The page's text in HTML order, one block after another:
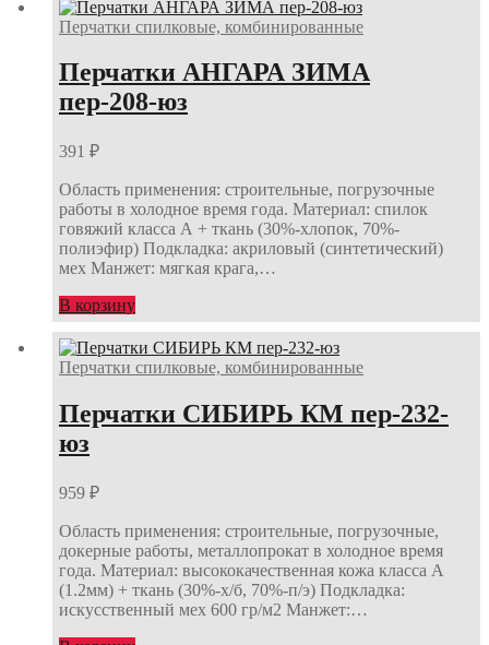
Перчатки спилковые, комбинированные
Перчатки АНГАРА ЗИМА
пер-208-юз
391 ₽
Область применения: строительные, погрузочные
работы в холодное время года. Материал: спилок
говяжий класса А + ткань (30%-хлопок, 70%-
полиэфир) Подкладка: акриловый (синтетический)
мех Манжет: мягкая крага,…
В корзину
Перчатки спилковые, комбинированные
Перчатки СИБИРЬ КМ пер-232-
юз
959 ₽
Область применения: строительные, погрузочные,
докерные работы, металлопрокат в холодное время
года. Материал: высококачественная кожа класса А
(1.2мм) + ткань (30%-х/б, 70%-п/э) Подкладка:
искусственный мех 600 гр/м2 Манжет:…